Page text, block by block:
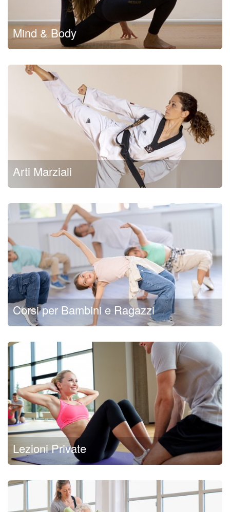
Mind & Body
Arti Marziali
Corsi per Bambini e Ragazzi
Lezioni Private